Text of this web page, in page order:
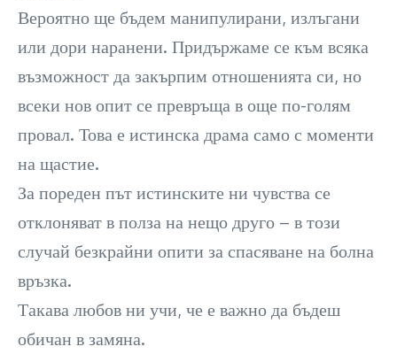
Вероятно ще бъдем манипулирани, излъгани
или дори наранени. Придържаме се към всяка
възможност да закърпим отношенията си, но
всеки нов опит се превръща в още по-голям
провал. Това е истинска драма само с моменти
на щастие.
За пореден път истинските ни чувства се
отклоняват в полза на нещо друго – в този
случай безкрайни опити за спасяване на болна
връзка.
Такава любов ни учи, че е важно да бъдеш
обичан в замяна.